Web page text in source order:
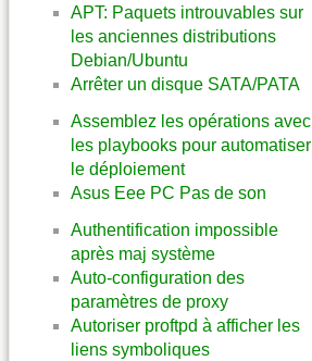
APT: Paquets introuvables sur
les anciennes distributions
Debian/Ubuntu
Arrêter un disque SATA/PATA
Assemblez les opérations avec
les playbooks pour automatiser
le déploiement
Asus Eee PC Pas de son
Authentification impossible
après maj système
Auto-configuration des
paramètres de proxy
Autoriser proftpd à afficher les
liens symboliques